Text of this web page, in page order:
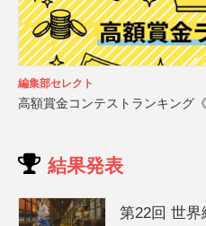
編集部セレクト
高額賞金コンテストランキング《
結果発表
第22回 世界